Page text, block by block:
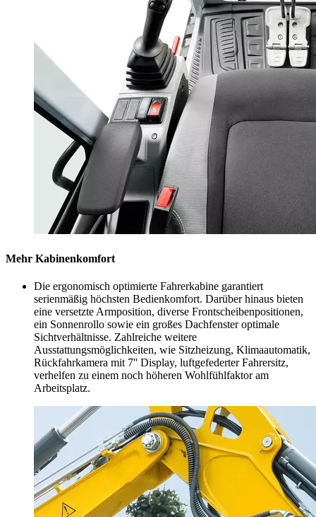
Mehr Kabinenkomfort
Die ergonomisch optimierte Fahrerkabine garantiert
serienmäßig höchsten Bedienkomfort. Darüber hinaus bieten
eine versetzte Armposition, diverse Frontscheibenpositionen,
ein Sonnenrollo sowie ein großes Dachfenster optimale
Sichtverhältnisse. Zahlreiche weitere
Ausstattungsmöglichkeiten, wie Sitzheizung, Klimaautomatik,
Rückfahrkamera mit 7'' Display, luftgefederter Fahrersitz,
verhelfen zu einem noch höheren Wohlfühlfaktor am
Arbeitsplatz.